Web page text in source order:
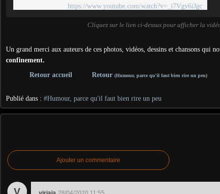
https://www.youtube.com/watch?v=_i7Vgv6iJgc
Cliquez sur le lien ci-dessus pour afficher la
Un grand merci aux auteurs de ces photos, vidéos, dessins et chansons qui
confinement.
Retour accueil
Retour(Humour, parce qu'il faut bien rire un peu)
Publié dans : #Humour, parce qu'il faut bien rire un peu
Ajouter un commentaire
V